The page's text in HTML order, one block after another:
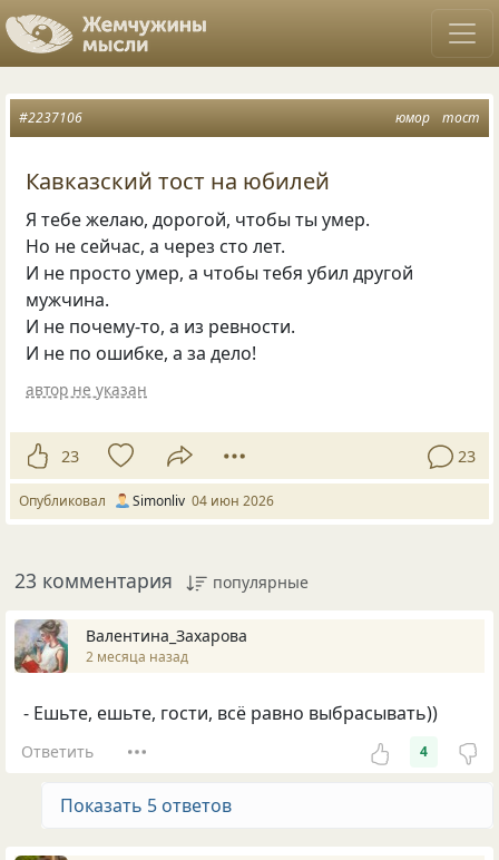
юмор тост
#2237106
Кавказский тост на юбилей
Я тебе желаю, дорогой, чтобы ты умер.
Но не сейчас, а через сто лет.
И не просто умер, а чтобы тебя убил другой
мужчина.
И не почему-то, а из ревности.
И не по ошибке, а за дело!
автор не указан
23 23
Опубликовал Simonliv 04 июн 2026
23 комментария популярные
Валентина_Захарова
2 месяца назад
- Ешьте, ешьте, гости, всё равно выбрасывать))
Ответить 4
Показать 5 ответов